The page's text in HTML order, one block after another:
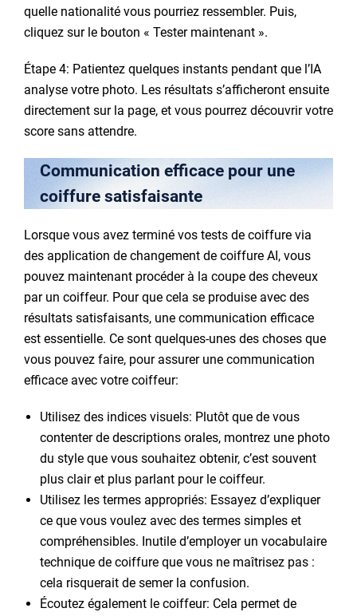
quelle nationalité vous pourriez ressembler. Puis,
cliquez sur le bouton « Tester maintenant ».
Étape 4: Patientez quelques instants pendant que l’IA
analyse votre photo. Les résultats s’afficheront ensuite
directement sur la page, et vous pourrez découvrir votre
score sans attendre.
Communication efficace pour une
coiffure satisfaisante
Lorsque vous avez terminé vos tests de coiffure via
des application de changement de coiffure AI, vous
pouvez maintenant procéder à la coupe des cheveux
par un coiffeur. Pour que cela se produise avec des
résultats satisfaisants, une communication efficace
est essentielle. Ce sont quelques-unes des choses que
vous pouvez faire, pour assurer une communication
efficace avec votre coiffeur:
Utilisez des indices visuels: Plutôt que de vous
contenter de descriptions orales, montrez une photo
du style que vous souhaitez obtenir, c’est souvent
plus clair et plus parlant pour le coiffeur.
Utilisez les termes appropriés: Essayez d’expliquer
ce que vous voulez avec des termes simples et
compréhensibles. Inutile d’employer un vocabulaire
technique de coiffure que vous ne maîtrisez pas :
cela risquerait de semer la confusion.
Écoutez également le coiffeur: Cela permet de